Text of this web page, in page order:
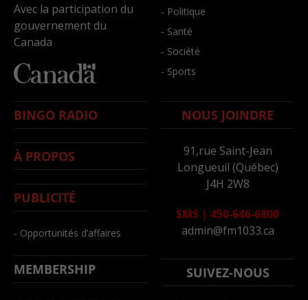
Avec la participation du
gouvernement du
Canada
- Politique
- Santé
- Société
- Sports
BINGO RADIO
À PROPOS
PUBLICITÉ
- Opportunités d’affaires
MEMBERSHIP
NOUS JOINDRE
91,rue Saint-Jean
Longueuil (Québec)
J4H 2W8
SMS | 450-646-6800
admin@fm1033.ca
SUIVEZ-NOUS